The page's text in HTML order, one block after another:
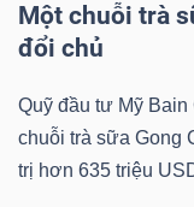
Một chuỗi trà
đổi chủ
Quỹ đầu tư Mỹ Bain
chuỗi trà sữa Gong
trị hơn 635 triệu